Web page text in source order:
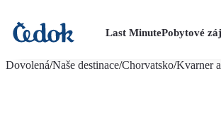
Last MinutePobytové
Dovolená/Naše destinace/Chorvatsko/Kvarner